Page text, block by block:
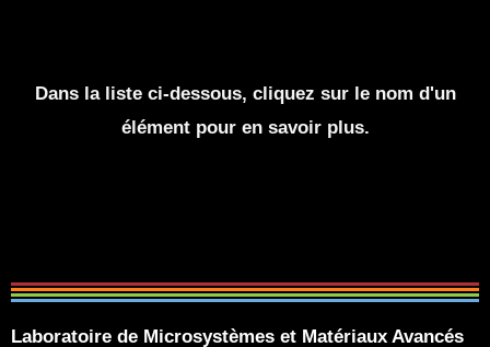
Dans la liste ci-dessous, cliquez sur le nom d'un
élément pour en savoir plus.
Laboratoire de Microsystèmes et Matériaux Avancés